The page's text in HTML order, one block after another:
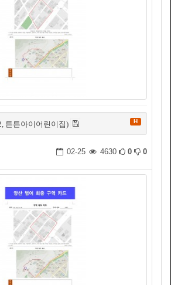
튼튼아이어린이집) H
02-25 4630 0 0